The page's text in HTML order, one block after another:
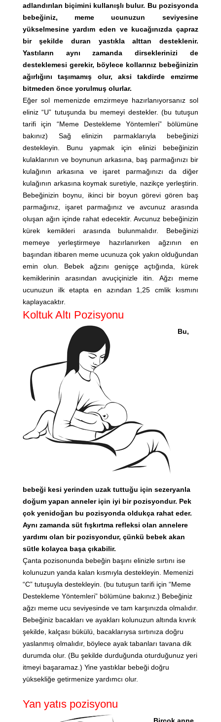
adlandırılan biçimini kullanışlı bulur. Bu pozisyonda
bebeğiniz, meme ucunuzun seviyesine
yükselmesine yardım eden ve kucağınızda çapraz
bir şekilde duran yastıkla alttan desteklenir.
Yastıların aynı zamanda dirseklerinizi de
desteklemesi gerekir, böylece kollarınız bebeğinizin
ağırlığını taşımamış olur, aksi takdirde emzirme
bitmeden önce yorulmuş olurlar.
Eğer sol memenizde emzirmeye hazırlanıyorsanız sol
eliniz “U” tutuşunda bu memeyi destekler. (bu tutuşun
tarifi için “Meme Destekleme Yöntemleri” bölümüne
bakınız) Sağ elinizin parmaklarıyla bebeğinizi
destekleyin. Bunu yapmak için elinizi bebeğinizin
kulaklarının ve boynunun arkasına, baş parmağınızı bir
kulağının arkasına ve işaret parmağınızı da diğer
kulağının arkasına koymak suretiyle, nazikçe yerleştirin.
Bebeğinizin boynu, ikinci bir boyun görevi gören baş
parmağınız, işaret parmağınız ve avcunuz arasında
oluşan ağın içinde rahat edecektir. Avcunuz bebeğinizin
kürek kemikleri arasında bulunmalıdır. Bebeğinizi
memeye yerleştirmeye hazırlanırken ağzının en
başından itibaren meme ucunuza çok yakın olduğundan
emin olun. Bebek ağzını genişçe açtığında, kürek
kemiklerinin arasından avuçiçinizle itin. Ağzı meme
ucunuzun ilk etapta en azından 1,25 cmlik kısmını
kaplayacaktır.
Koltuk Altı Pozisyonu
Bu,
bebeği kesi yerinden uzak tuttuğu için sezeryanla
doğum yapan anneler için iyi bir pozisyondur. Pek
çok yenidoğan bu pozisyonda oldukça rahat eder.
Aynı zamanda süt fışkırtma refleksi olan annelere
yardımı olan bir pozisyondur, çünkü bebek akan
sütle kolayca başa çıkabilir.
Çanta pozisonunda bebeğin başını elinizle sırtını ise
kolunuzun yanda kalan kısmıyla destekleyin. Memenizi
“C” tutuşuyla destekleyin. (bu tutuşun tarifi için “Meme
Destekleme Yöntemleri” bölümüne bakınız.) Bebeğiniz
ağzı meme ucu seviyesinde ve tam karşınızda olmalıdır.
Bebeğiniz bacakları ve ayakları kolunuzun altında kıvrık
şekilde, kalçası bükülü, bacaklarıysa sırtınıza doğru
yaslanmış olmalıdır, böylece ayak tabanları tavana dik
durumda olur. (Bu şekilde durduğunda oturduğunuz yeri
itmeyi başaramaz.) Yine yastıklar bebeği doğru
yüksekliğe getirmenize yardımcı olur.
Yan yatıs pozisyonu
Birçok anne